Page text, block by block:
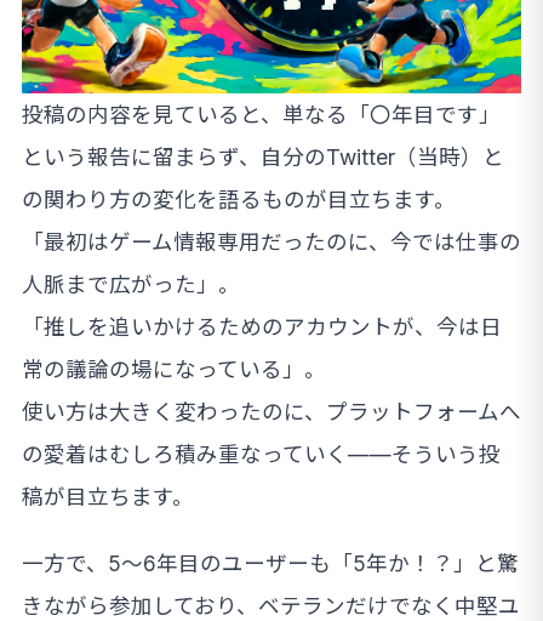
投稿の内容を見ていると、単なる「〇年目です」
という報告に留まらず、自分のTwitter（当時）と
の関わり方の変化を語るものが目立ちます。
「最初はゲーム情報専用だったのに、今では仕事の
人脈まで広がった」。
「推しを追いかけるためのアカウントが、今は日
常の議論の場になっている」。
使い方は大きく変わったのに、プラットフォームへ
の愛着はむしろ積み重なっていく——そういう投
稿が目立ちます。
一方で、5〜6年目のユーザーも「5年か！？」と驚
きながら参加しており、ベテランだけでなく中堅ユ